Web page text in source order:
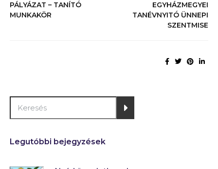
PÁLYÁZAT – TANÍTÓ
MUNKAKÖR
EGYHÁZMEGYEI
TANÉVNYITÓ ÜNNEPI
SZENTMISE
Legutóbbi bejegyzések